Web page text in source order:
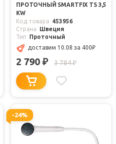
ПРОТОЧНЫЙ SMARTFIX TS 3,5
KW
Код товара
453956
Страна
Швеция
Тип
Проточный
доставим 10.08 за 400₽
2 790 ₽ 3 784₽
-24%